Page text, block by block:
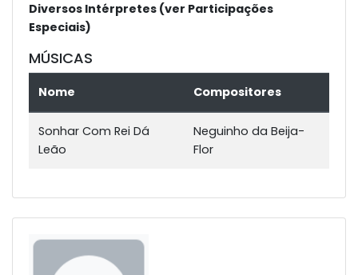
Diversos Intérpretes (ver Participações
Especiais)
MÚSICAS
Nome Compositores
Sonhar Com Rei Dá
Leão
Neguinho da Beija-
Flor